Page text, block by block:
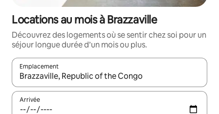
Locations au mois à Brazzaville
Découvrez des logements où se sentir chez soi pour un
séjour longue durée d’un mois ou plus.
Emplacement
Quand les résultats sont affichés, parcourez-les en utilisant
Arrivée